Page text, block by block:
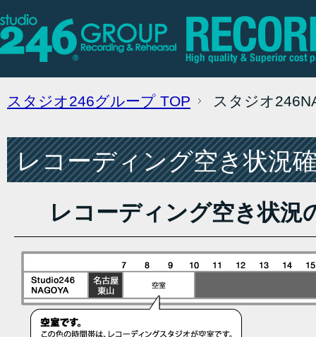
スタジオ246グループ TOP スタジオ
レコーディング空き状況
レコーディング空き状況